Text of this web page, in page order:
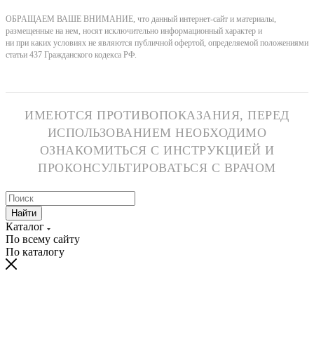
ОБРАЩАЕМ ВАШЕ ВНИМАНИЕ, что данный интернет-сайт и материалы,
размещенные на нем, носят исключительно информационный характер и
ни при каких условиях не являются публичной офертой, определяемой положениями
статьи 437 Гражданского кодекса РФ.
ИМЕЮТСЯ ПРОТИВОПОКАЗАНИЯ, ПЕРЕД
ИСПОЛЬЗОВАНИЕМ НЕОБХОДИМО
ОЗНАКОМИТЬСЯ С ИНСТРУКЦИЕЙ И
ПРОКОНСУЛЬТИРОВАТЬСЯ С ВРАЧОМ
Найти
Каталог
По всему сайту
По каталогу